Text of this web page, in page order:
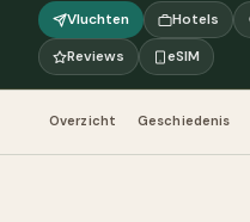
Vluchten Hotels
Reviews
eSIM
Overzicht Geschiedenis